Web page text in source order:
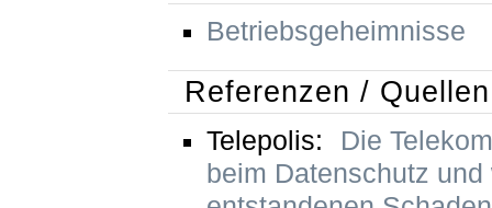
Betriebsgeheimnisse
Referenzen / Quellen
Telepolis:
Die
beim Datenschutz und